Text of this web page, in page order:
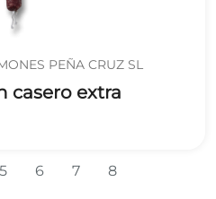
PEÑA CRUZ SL
casero extra
5 6 7 8